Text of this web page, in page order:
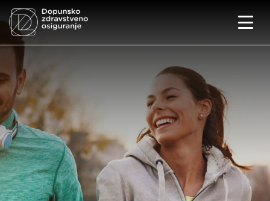
Iznos salda
Obrasci
Najčešća pitanja
O nama